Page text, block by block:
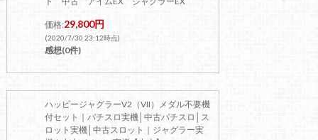
価格:29,800円
(2020/7/30 23:12時点)
感想(0件)
ハッピージャグラーV2（VII）メダル不要機
付セット｜パチスロ実機│中古パチスロ│ス
ロット実機│中古スロット｜ジャグラー実